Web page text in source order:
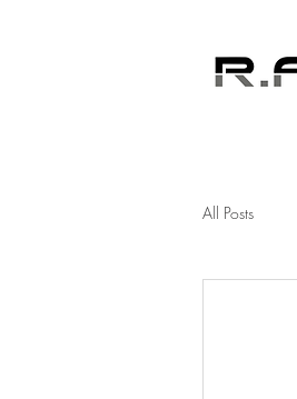
All Posts